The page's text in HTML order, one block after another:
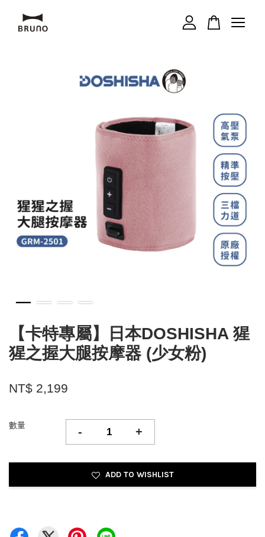
【卡特專屬】日本DOSHISHA 猩
猩之握大腿按摩器 (少女粉)
NT$ 2,199
數量 - +
ADD TO WISHLIST